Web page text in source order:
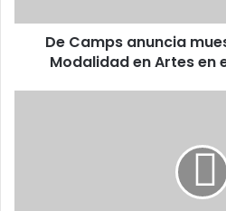
en
De Camps anuncia
Modalidad en Artes en